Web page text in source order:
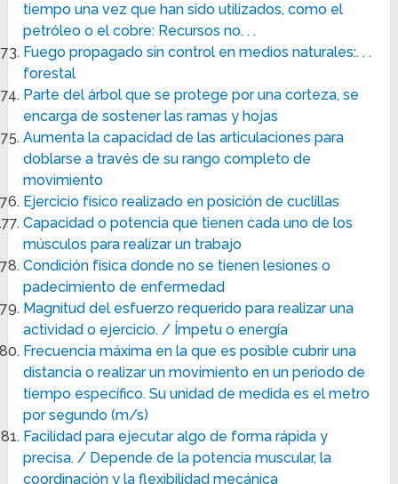
tiempo una vez que han sido utilizados, como el
petróleo o el cobre: Recursos no. . .
Fuego propagado sin control en medios naturales:. . .
forestal
Parte del árbol que se protege por una corteza, se
encarga de sostener las ramas y hojas
Aumenta la capacidad de las articulaciones para
doblarse a través de su rango completo de
movimiento
Ejercicio físico realizado en posición de cuclillas
Capacidad o potencia que tienen cada uno de los
músculos para realizar un trabajo
Condición física donde no se tienen lesiones o
padecimiento de enfermedad
Magnitud del esfuerzo requerido para realizar una
actividad o ejercicio. / Ímpetu o energía
Frecuencia máxima en la que es posible cubrir una
distancia o realizar un movimiento en un período de
tiempo específico. Su unidad de medida es el metro
por segundo (m/s)
Facilidad para ejecutar algo de forma rápida y
precisa. / Depende de la potencia muscular, la
coordinación y la flexibilidad mecánica